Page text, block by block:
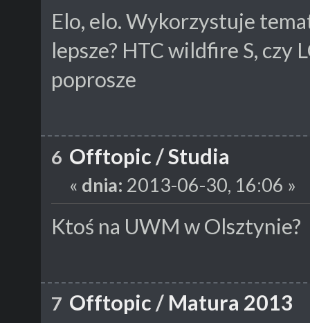
Elo, elo. Wykorzystuje
lepsze? HTC wildfire S, czy
poprosze
6 Offtopic /Studia
« dnia: 2013-06-30, 16:06 »
Ktoś na UWM w Olsztynie?
7 Offtopic / Matura 2013